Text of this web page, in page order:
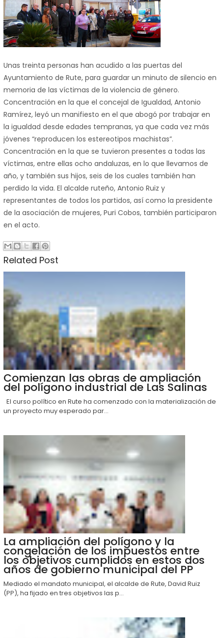
Unas treinta personas han acudido a las puertas del
Ayuntamiento de Rute, para guardar un minuto de silencio en
memoria de las víctimas de la violencia de género.
Concentración en la que el concejal de Igualdad, Antonio
Ramírez, leyó un manifiesto en el que abogó por trabajar en
la igualdad desde edades tempranas, ya que cada vez más
jóvenes “reproducen los estereotipos machistas”.
Concentración en la que se tuvieron presentes a todas las
víctimas, entre ellas ocho andaluzas, en lo que llevamos de
año, y también sus hijos, seis de los cuales también han
perdido la vida. El alcalde ruteño, Antonio Ruiz y
representantes de todos los partidos, así como la presidente
de la asociación de mujeres, Puri Cobos, también participaron
en el acto.
Related Post
Comienzan las obras de ampliación
del polígono industrial de Las Salinas
El curso político en Rute ha comenzado con la materialización de
un proyecto muy esperado par...
La ampliación del polígono y la
congelación de los impuestos entre
los objetivos cumplidos en estos dos
años de gobierno municipal del PP
Mediado el mandato municipal, el alcalde de Rute, David Ruiz
(PP), ha fijado en tres objetivos las p...